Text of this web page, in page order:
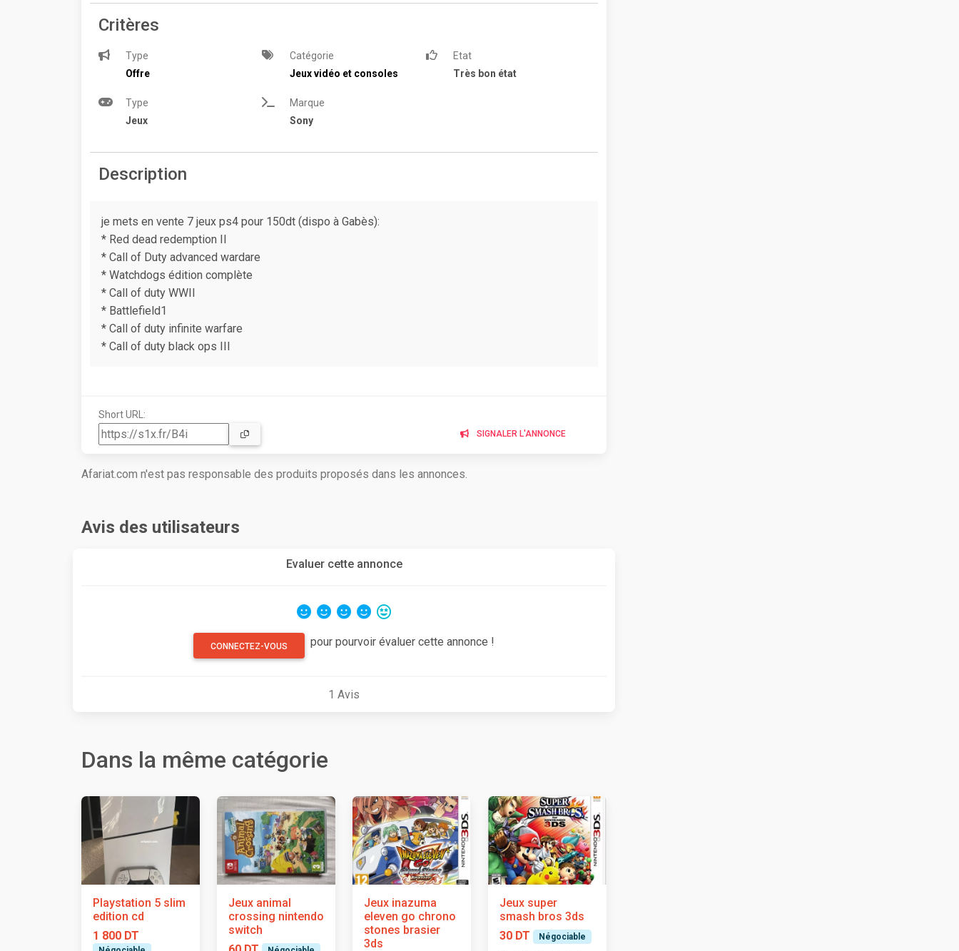
Critères
Type
Offre
Catégorie
Jeux vidéo et consoles
Etat
Très bon état
Type
Jeux
Marque
Sony
Description
je mets en vente 7 jeux ps4 pour 150dt (dispo à Gabès):
* Red dead redemption II
* Call of Duty advanced wardare
* Watchdogs édition complète
* Call of duty WWII
* Battlefield1
* Call of duty infinite warfare
* Call of duty black ops III
Short URL:
SIGNALER L'ANNONCE
Afariat.com n'est pas responsable des produits proposés dans les annonces.
Avis des utilisateurs
Evaluer cette annonce
CONNECTEZ-VOUS pour pourvoir évaluer cette annonce !
1 Avis
Dans la même catégorie
Playstation 5 slim
edition cd
1 800 DT
Jeux animal
crossing nintendo
switch
Jeux inazuma
eleven go chrono
stones brasier
3ds
Jeux super
smash bros 3ds
30 DT
Négociable